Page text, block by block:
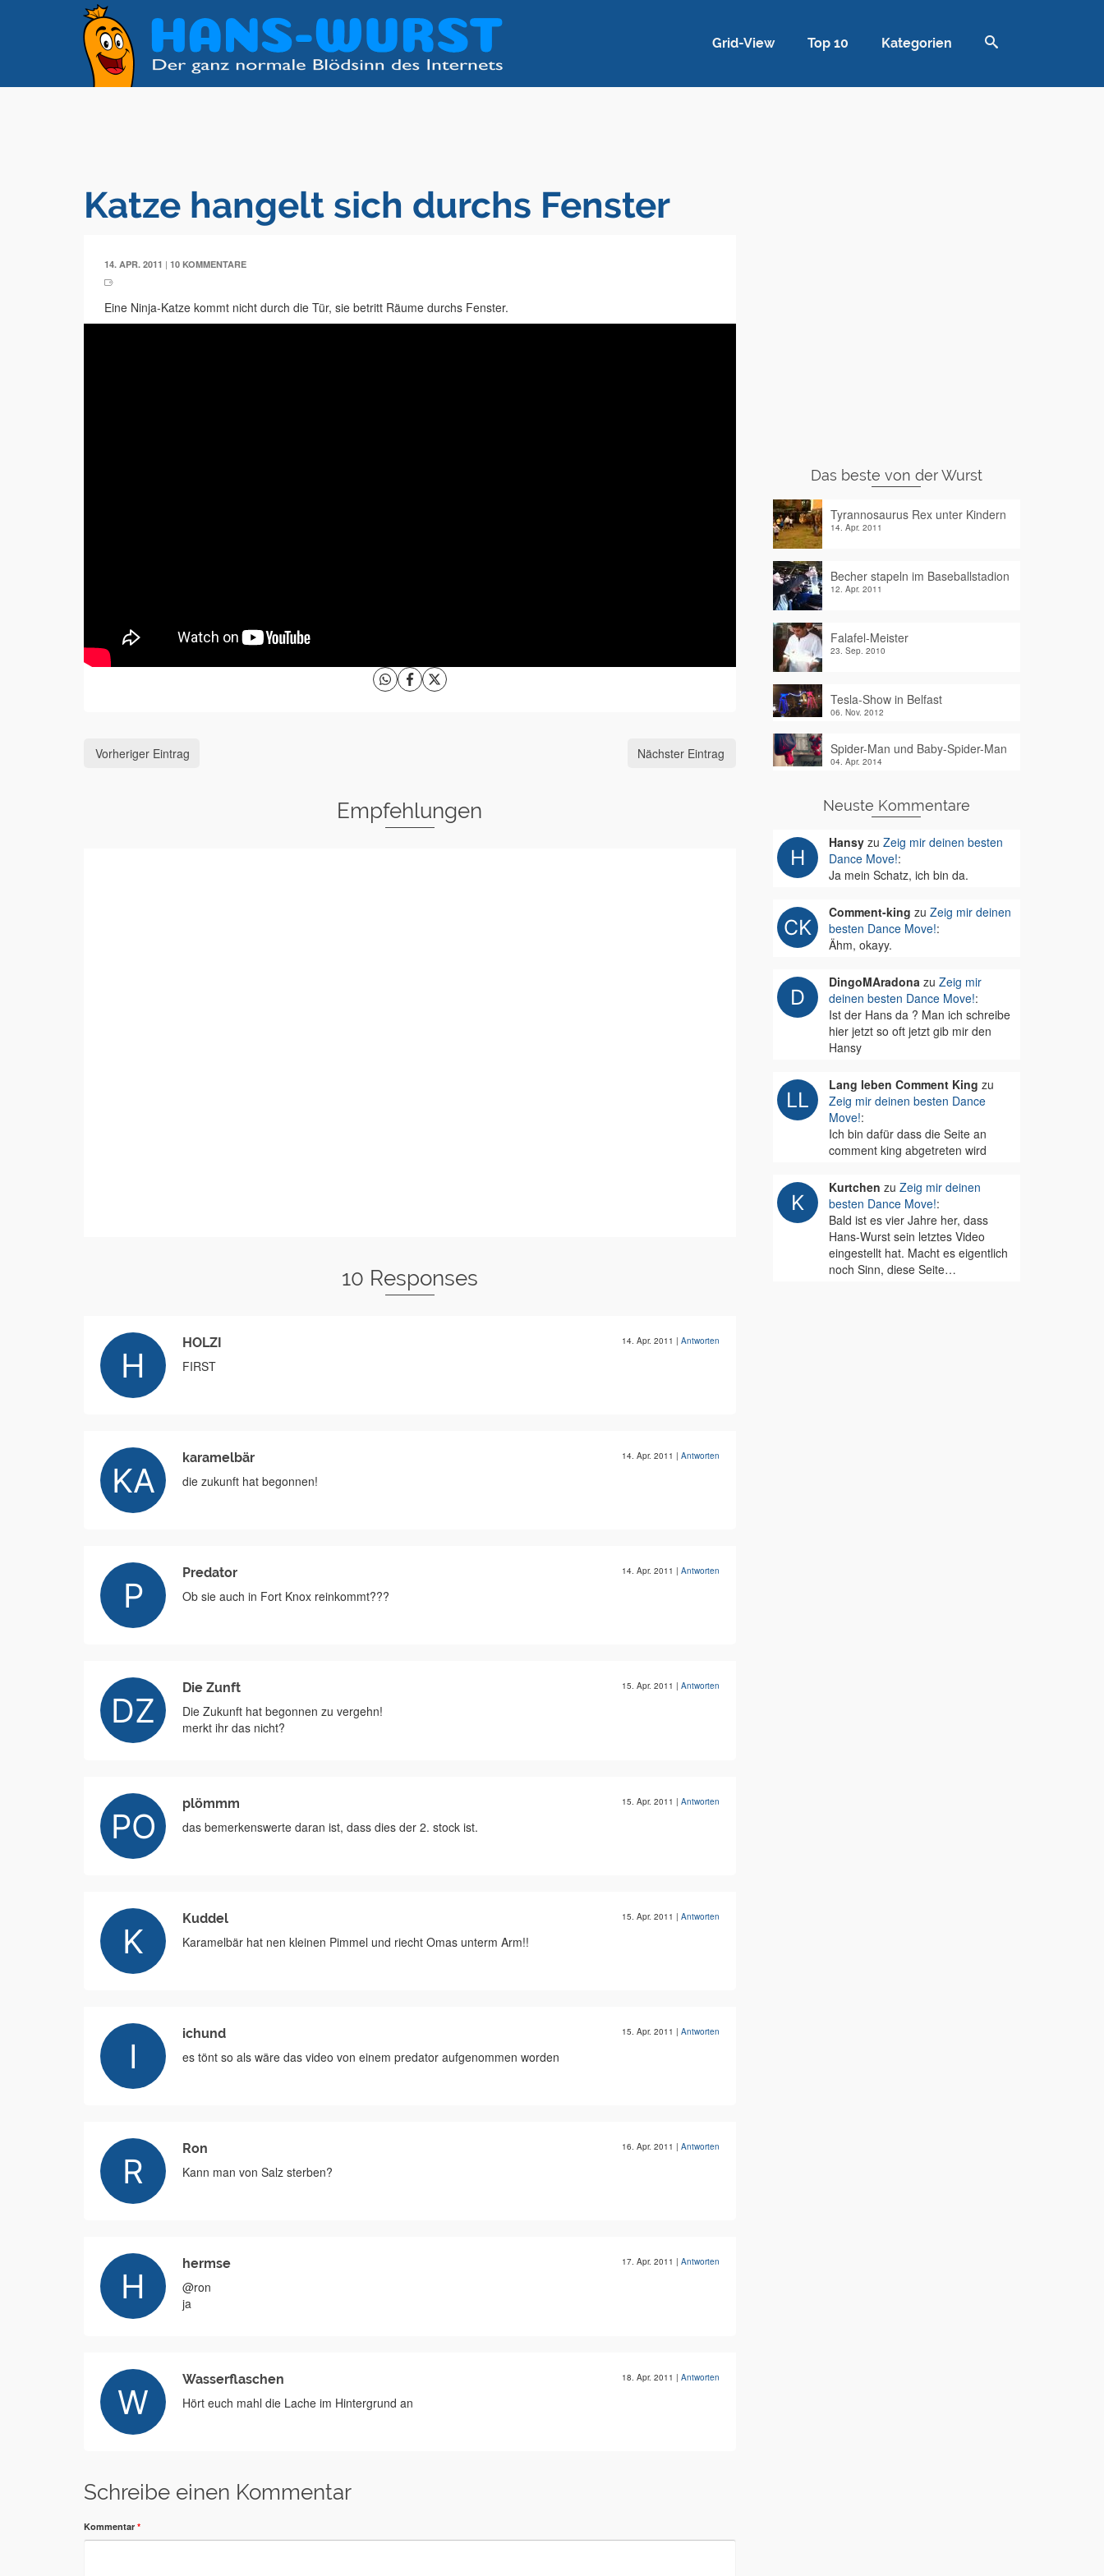
Grid-View Top 10 Kategorien
Katze hangelt sich durchs Fenster
14. APR. 2011 | 10 KOMMENTARE
Eine Ninja-Katze kommt nicht durch die Tür, sie betritt Räume durchs Fenster.
Vorheriger Eintrag Nächster Eintrag
Empfehlungen
10 Responses
HOLZI 14. Apr. 2011 | Antworten
FIRST
karamelbär 14. Apr. 2011 | Antworten
die zukunft hat begonnen!
Predator 14. Apr. 2011 | Antworten
Ob sie auch in Fort Knox reinkommt???
Die Zunft 15. Apr. 2011 | Antworten
Die Zukunft hat begonnen zu vergehn!
merkt ihr das nicht?
plömmm 15. Apr. 2011 | Antworten
das bemerkenswerte daran ist, dass dies der 2. stock ist.
Kuddel 15. Apr. 2011 | Antworten
Karamelbär hat nen kleinen Pimmel und riecht Omas unterm Arm!!
ichund 15. Apr. 2011 | Antworten
es tönt so als wäre das video von einem predator aufgenommen worden
Ron 16. Apr. 2011 | Antworten
Kann man von Salz sterben?
hermse 17. Apr. 2011 | Antworten
@ron
ja
Wasserflaschen 18. Apr. 2011 | Antworten
Hört euch mahl die Lache im Hintergrund an
Schreibe einen Kommentar
Kommentar *
Das beste von der Wurst
Tyrannosaurus Rex unter Kindern
14. Apr. 2011
Becher stapeln im Baseballstadion
12. Apr. 2011
Falafel-Meister
23. Sep. 2010
Tesla-Show in Belfast
06. Nov. 2012
Spider-Man und Baby-Spider-Man
04. Apr. 2014
Neuste Kommentare
Hansyzu Zeig mir deinen besten
Dance Move!:
Ja mein Schatz, ich bin da.
Comment-king zu Zeig mir deinen
besten Dance Move!:
Ähm, okayy.
DingoMAradonazu Zeig mir
deinen besten Dance Move!:
Ist der Hans da ? Man ich schreibe
hier jetzt so oft jetzt gib mir den
Hansy
Lang leben Comment King zu
Zeig mir deinen besten Dance
Move!:
Ich bin dafür dass die Seite an
comment king abgetreten wird
Kurtchen zu Zeig mir deinen
besten Dance Move!:
Bald ist es vier Jahre her, dass
Hans-Wurst sein letztes Video
eingestellt hat. Macht es eigentlich
noch Sinn, diese Seite…